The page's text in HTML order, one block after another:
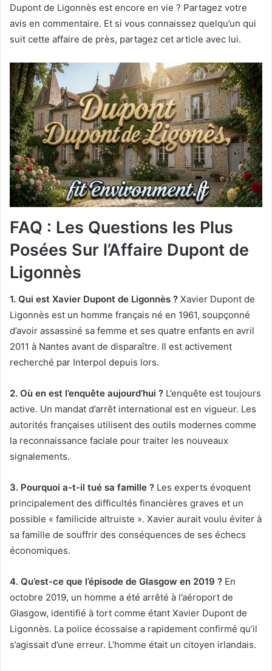
Dupont de Ligonnès est encore en vie ? Partagez votre
avis en commentaire. Et si vous connaissez quelqu’un qui
suit cette affaire de près, partagez cet article avec lui.
FAQ : Les Questions les Plus
Posées Sur l’Affaire Dupont de
Ligonnès
1. Qui est Xavier Dupont de Ligonnès ? Xavier Dupont de
Ligonnès est un homme français né en 1961, soupçonné
d’avoir assassiné sa femme et ses quatre enfants en avril
2011 à Nantes avant de disparaître. Il est activement
recherché par Interpol depuis lors.
2. Où en est l’enquête aujourd’hui ? L’enquête est toujours
active. Un mandat d’arrêt international est en vigueur. Les
autorités françaises utilisent des outils modernes comme
la reconnaissance faciale pour traiter les nouveaux
signalements.
3. Pourquoi a-t-il tué sa famille ? Les experts évoquent
principalement des difficultés financières graves et un
possible « familicide altruiste ». Xavier aurait voulu éviter à
sa famille de souffrir des conséquences de ses échecs
économiques.
4. Qu’est-ce que l’épisode de Glasgow en 2019 ? En
octobre 2019, un homme a été arrêté à l’aéroport de
Glasgow, identifié à tort comme étant Xavier Dupont de
Ligonnès. La police écossaise a rapidement confirmé qu’il
s’agissait d’une erreur. L’homme était un citoyen irlandais.